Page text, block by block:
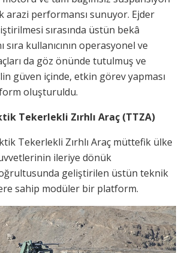
arazi performansı sunuyor. Ejder
sırasında üstün bekâ
kullanıcının operasyonel ve
da göz önünde tutulmuş ve
güven içinde, etkin görev yapması
oluşturuldu.
Tekerlekli Zırhlı Araç (TTZA)
Tekerlekli Zırhlı Araç müttefik ülke
ileriye dönük
geliştirilen üstün teknik
sahip modüler bir platform.